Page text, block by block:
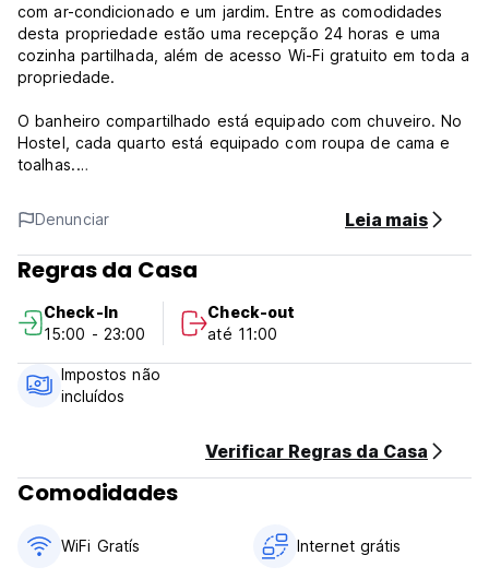
com ar-condicionado e um jardim. Entre as comodidades
desta propriedade estão uma recepção 24 horas e uma
cozinha partilhada, além de acesso Wi-Fi gratuito em toda a
propriedade.
O banheiro compartilhado está equipado com chuveiro. No
Hostel, cada quarto está equipado com roupa de cama e
toalhas.
Este Hostel está muito bem localizado, estando no centro
de Albufeira, está perto de tudo, desde coisas para fazer
durante o dia até à vida noturna, pode ter o melhor dos
dois mundos. Esta é a parte de Albufeira que os nossos
independentes. (Auto-translated from original language)
Denunciar Leia mais
Regras da Casa
Check-In
15:00 - 23:00
Check-out
até 11:00
Impostos não
incluídos
Verificar Regras da Casa
Comodidades
WiFi Gratís Internet grátis